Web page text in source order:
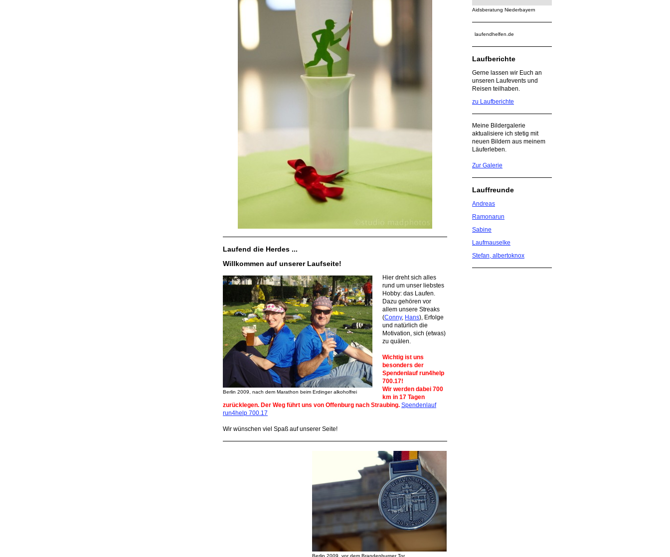
Laufend die Herdes ...
Willkommen auf unserer Laufseite!
Berlin 2009, nach dem Marathon beim Erdinger alkoholfrei
Hier dreht sich alles
rund um unser liebstes
Hobby: das Laufen.
Dazu gehören vor
allem unsere Streaks
(Conny, Hans), Erfolge
und natürlich die
Motivation, sich (etwas)
zu quälen.
Wichtig ist uns
besonders der
Spendenlauf run4help
700.17!
Wir werden dabei 700
km in 17 Tagen
zurücklegen. Der Weg führt uns von Offenburg nach Straubing. Spendenlauf
run4help 700.17
Wir wünschen viel Spaß auf unserer Seite!
Aidsberatung Niederbayern
laufendhelfen.de
Laufberichte
Gerne lassen wir Euch an
unseren Laufevents und
Reisen teilhaben.
zu Laufberichte
Meine Bildergalerie
aktualisiere ich stetig mit
neuen Bildern aus meinem
Läuferleben.
Zur Galerie
Lauffreunde
Andreas
Ramonarun
Sabine
Laufmauselke
Stefan, albertoknox